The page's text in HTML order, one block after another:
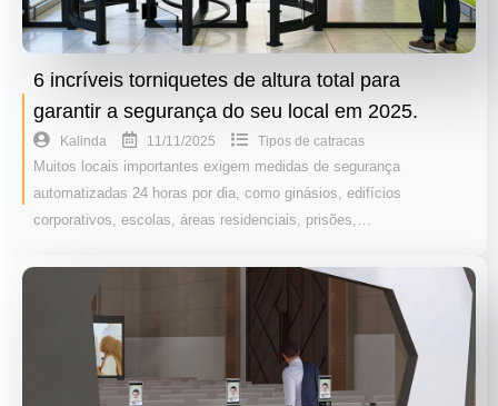
6 incríveis torniquetes de altura total para
garantir a segurança do seu local em 2025.
Kalinda 11/11/2025 Tipos de catracas
Muitos locais importantes exigem medidas de segurança
automatizadas 24 horas por dia, como ginásios, edifícios
corporativos, escolas, áreas residenciais, prisões,…